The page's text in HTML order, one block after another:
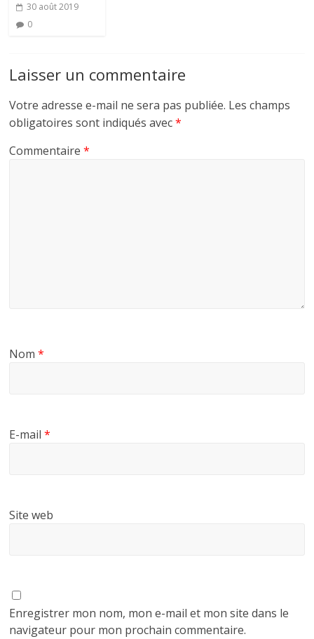
30 août 2019
0
Laisser un commentaire
Votre adresse e-mail ne sera pas publiée. Les champs
obligatoires sont indiqués avec*
Commentaire*
Nom*
E-mail*
Site web
Enregistrer mon nom, mon e-mail et mon site dans le
navigateur pour mon prochain commentaire.